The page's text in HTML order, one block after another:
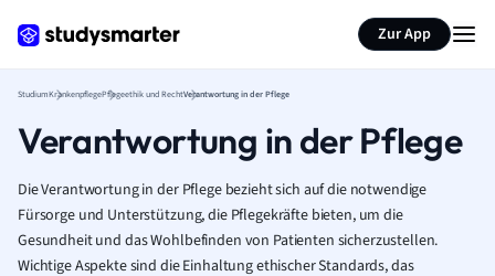
Zur App
StudiumKrankenpflegePflegeethik und RechtVerantwortung in der Pflege
Verantwortung in der Pflege
Die Verantwortung in der Pflege bezieht sich auf die notwendige
Fürsorge und Unterstützung, die Pflegekräfte bieten, um die
Gesundheit und das Wohlbefinden von Patienten sicherzustellen.
Wichtige Aspekte sind die Einhaltung ethischer Standards, das